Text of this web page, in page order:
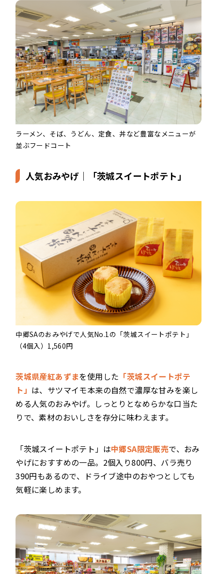
ラーメン、そば、うどん、定食、丼など豊富なメニューが
並ぶフードコート
人気おみやげ｜「茨城スイートポテト」
中郷SAのおみやげで人気No.1の「茨城スイートポテト」
（4個入）1,560円
茨城県産紅あずまを使用した 「茨城スイートポテ
ト」 は、サツマイモ本来の自然で濃厚な甘みを楽し
める人気のおみやげ。しっとりとなめらかな口当た
りで、素材のおいしさを存分に味わえます。
「茨城スイートポテト」は中郷SA限定販売で、おみ
やげにおすすめの一品。2個入り800円、バラ売り
390円もあるので、ドライブ途中のおやつとしても
気軽に楽しめます。